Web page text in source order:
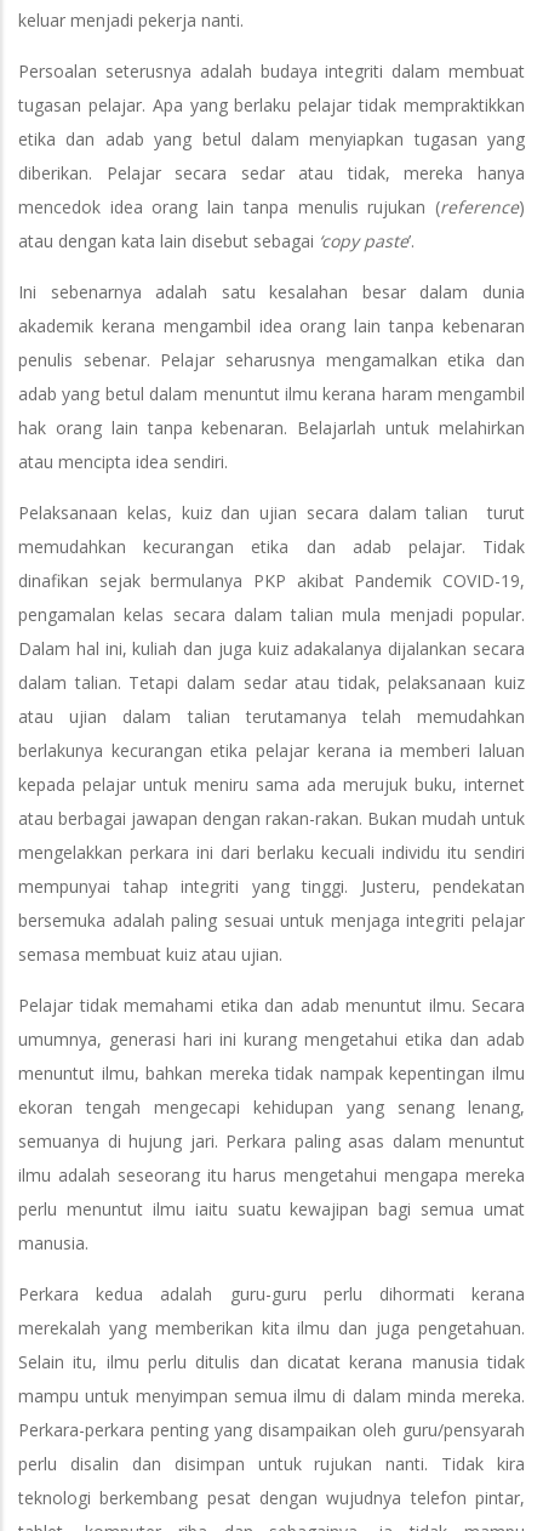
keluar menjadi pekerja nanti.
Persoalan seterusnya adalah budaya integriti dalam membuat
tugasan pelajar. Apa yang berlaku pelajar tidak mempraktikkan
etika dan adab yang betul dalam menyiapkan tugasan yang
diberikan. Pelajar secara sedar atau tidak, mereka hanya
mencedok idea orang lain tanpa menulis rujukan (reference)
atau dengan kata lain disebut sebagai ‘copy paste’.
Ini sebenarnya adalah satu kesalahan besar dalam dunia
akademik kerana mengambil idea orang lain tanpa kebenaran
penulis sebenar. Pelajar seharusnya mengamalkan etika dan
adab yang betul dalam menuntut ilmu kerana haram mengambil
hak orang lain tanpa kebenaran. Belajarlah untuk melahirkan
atau mencipta idea sendiri.
Pelaksanaan kelas, kuiz dan ujian secara dalam talian turut
memudahkan kecurangan etika dan adab pelajar. Tidak
dinafikan sejak bermulanya PKP akibat Pandemik COVID-19,
pengamalan kelas secara dalam talian mula menjadi popular.
Dalam hal ini, kuliah dan juga kuiz adakalanya dijalankan secara
dalam talian. Tetapi dalam sedar atau tidak, pelaksanaan kuiz
atau ujian dalam talian terutamanya telah memudahkan
berlakunya kecurangan etika pelajar kerana ia memberi laluan
kepada pelajar untuk meniru sama ada merujuk buku, internet
atau berbagai jawapan dengan rakan-rakan. Bukan mudah untuk
mengelakkan perkara ini dari berlaku kecuali individu itu sendiri
mempunyai tahap integriti yang tinggi. Justeru, pendekatan
bersemuka adalah paling sesuai untuk menjaga integriti pelajar
semasa membuat kuiz atau ujian.
Pelajar tidak memahami etika dan adab menuntut ilmu. Secara
umumnya, generasi hari ini kurang mengetahui etika dan adab
menuntut ilmu, bahkan mereka tidak nampak kepentingan ilmu
ekoran tengah mengecapi kehidupan yang senang lenang,
semuanya di hujung jari. Perkara paling asas dalam menuntut
ilmu adalah seseorang itu harus mengetahui mengapa mereka
perlu menuntut ilmu iaitu suatu kewajipan bagi semua umat
manusia.
Perkara kedua adalah guru-guru perlu dihormati kerana
merekalah yang memberikan kita ilmu dan juga pengetahuan.
Selain itu, ilmu perlu ditulis dan dicatat kerana manusia tidak
mampu untuk menyimpan semua ilmu di dalam minda mereka.
Perkara-perkara penting yang disampaikan oleh guru/pensyarah
perlu disalin dan disimpan untuk rujukan nanti. Tidak kira
teknologi berkembang pesat dengan wujudnya telefon pintar,